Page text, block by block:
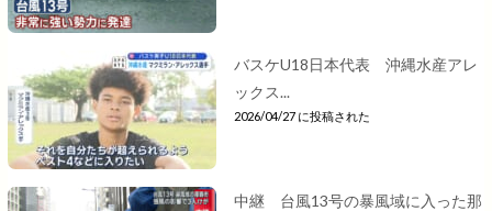
バスケU18日本代表 沖縄水産アレ
ックス...
2026/04/27 に投稿された
中継 台風13号の暴風域に入った那